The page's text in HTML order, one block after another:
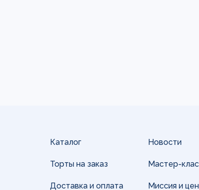
Каталог
Торты на заказ
Доставка и оплата
Новости
Мастер-
Миссия и